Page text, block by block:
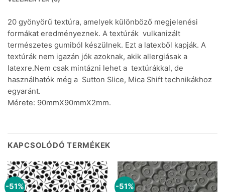
20 gyönyörű textúra, amelyek különböző megjelenési
formákat eredményeznek. A textúrák vulkanizált
természetes gumiból készülnek. Ezt a latexből kapják. A
textúrák nem igazán jók azoknak, akik allergiásak a
latexre.Nem csak mintázni lehet a textúrákkal, de
használhatók még a Sutton Slice, Mica Shift technikákhoz
egyaránt.
Mérete: 90mmX90mmX2mm.
KAPCSOLÓDÓ TERMÉKEK
-51% -51%